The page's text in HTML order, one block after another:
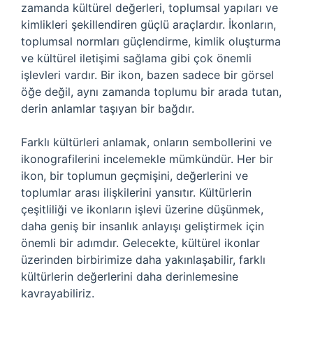
zamanda kültürel değerleri, toplumsal yapıları ve
kimlikleri şekillendiren güçlü araçlardır. İkonların,
toplumsal normları güçlendirme, kimlik oluşturma
ve kültürel iletişimi sağlama gibi çok önemli
işlevleri vardır. Bir ikon, bazen sadece bir görsel
öğe değil, aynı zamanda toplumu bir arada tutan,
derin anlamlar taşıyan bir bağdır.
Farklı kültürleri anlamak, onların sembollerini ve
ikonografilerini incelemekle mümkündür. Her bir
ikon, bir toplumun geçmişini, değerlerini ve
toplumlar arası ilişkilerini yansıtır. Kültürlerin
çeşitliliği ve ikonların işlevi üzerine düşünmek,
daha geniş bir insanlık anlayışı geliştirmek için
önemli bir adımdır. Gelecekte, kültürel ikonlar
üzerinden birbirimize daha yakınlaşabilir, farklı
kültürlerin değerlerini daha derinlemesine
kavrayabiliriz.